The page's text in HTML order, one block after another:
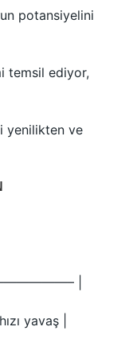
potansiyelini
temsil ediyor,
yenilikten ve
|
yavaş |